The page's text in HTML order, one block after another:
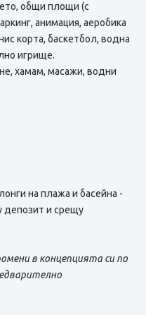
общи площи (с
анимация, аеробика
корта, баскетбол, водна
игрище.
хамам, масажи, водни
на плажа и басейна -
депозит и срещу
в концепцията си по